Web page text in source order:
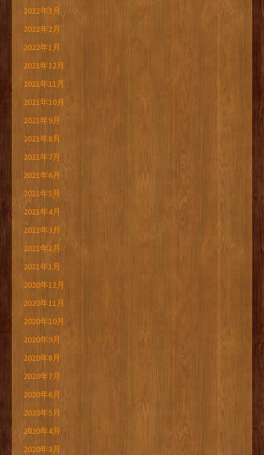
2022年3月
2022年2月
2022年1月
2021年12月
2021年11月
2021年10月
2021年9月
2021年8月
2021年7月
2021年6月
2021年5月
2021年4月
2021年3月
2021年2月
2021年1月
2020年12月
2020年11月
2020年10月
2020年9月
2020年8月
2020年7月
2020年6月
2020年5月
2020年4月
2020年3月